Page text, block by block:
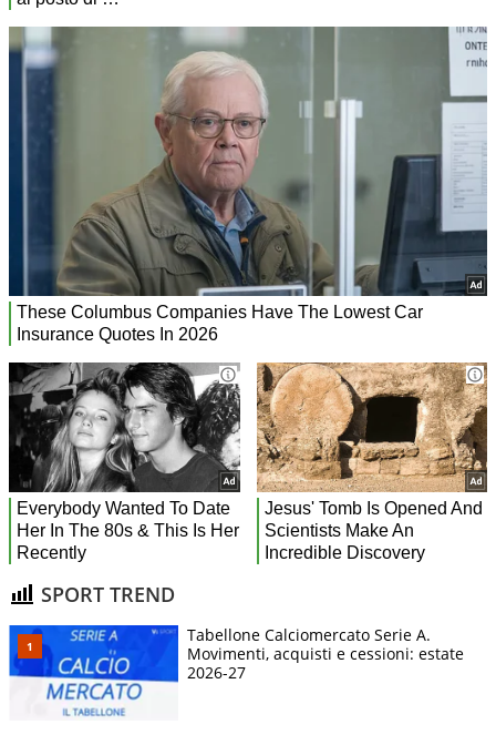
SPORT TREND
Tabellone Calciomercato Serie A.
Movimenti, acquisti e cessioni: estate
2026-27